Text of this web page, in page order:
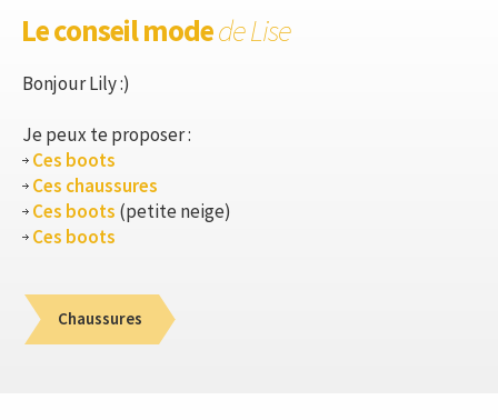
Le conseil modede Lise
Bonjour Lily :)
Je peux te proposer :
Ces boots
Ces chaussures
Ces boots (petite neige)
Ces boots
Chaussures